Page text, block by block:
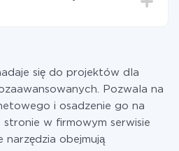
z Twoich systemów do
się na płatną. Więcej
się do projektów dla
Pozwala na
i osadzenie go na
w firmowym serwisie
narzędzia obejmują